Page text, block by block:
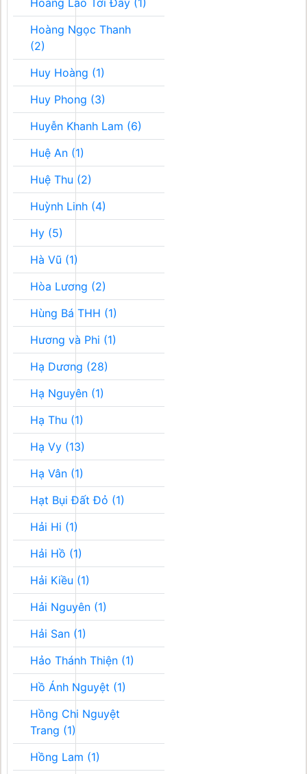
Hoàng Lão Tới Đây (1)
Hoàng Ngọc Thanh
(2)
Huy Hoàng (1)
Huy Phong (3)
Huyễn Khanh Lam (6)
Huệ An (1)
Huệ Thu (2)
Huỳnh Linh (4)
Hy (5)
Hà Vũ (1)
Hòa Lương (2)
Hùng Bá THH (1)
Hương và Phi (1)
Hạ Dương (28)
Hạ Nguyên (1)
Hạ Thu (1)
Hạ Vy (13)
Hạ Vân (1)
Hạt Bụi Đất Đỏ (1)
Hải Hi (1)
Hải Hồ (1)
Hải Kiều (1)
Hải Nguyên (1)
Hải San (1)
Hảo Thánh Thiện (1)
Hồ Ánh Nguyệt (1)
Hồng Chi Nguyệt
Trang (1)
Hồng Lam (1)